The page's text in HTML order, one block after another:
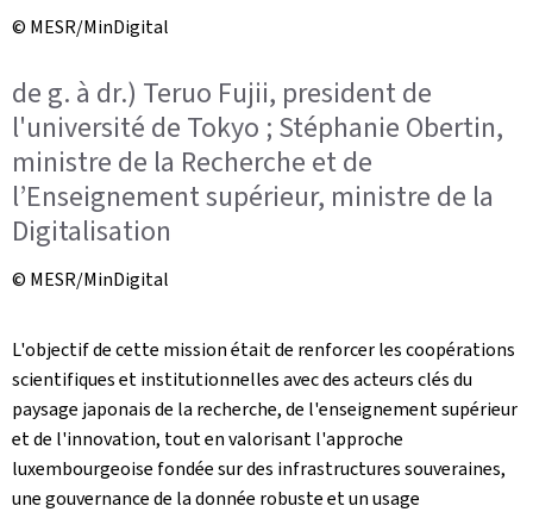
© MESR/MinDigital
de g. à dr.) Teruo Fujii, president de
l'université de Tokyo ; Stéphanie Obertin,
ministre de la Recherche et de
l’Enseignement supérieur, ministre de la
Digitalisation
© MESR/MinDigital
L'objectif de cette mission était de renforcer les coopérations
scientifiques et institutionnelles avec des acteurs clés du
paysage japonais de la recherche, de l'enseignement supérieur
et de l'innovation, tout en valorisant l'approche
luxembourgeoise fondée sur des infrastructures souveraines,
une gouvernance de la donnée robuste et un usage